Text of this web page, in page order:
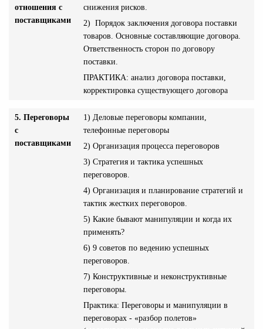
отношения с
поставщиками
снижения рисков.
2) Порядок заключения договора поставки
товаров. Основные составляющие договора.
Ответственность сторон по договору
поставки.
ПРАКТИКА: анализ договора поставки,
корректировка существующего договора
5. Переговоры
с
поставщиками
1) Деловые переговоры компании,
телефонные переговоры
2) Организация процесса переговоров
3) Стратегия и тактика успешных
переговоров.
4) Организация и планирование стратегий и
тактик жестких переговоров.
5) Какие бывают манипуляции и когда их
применять?
6) 9 советов по ведению успешных
переговоров.
7) Конструктивные и неконструктивные
переговоры.
Практика: Переговоры и манипуляции в
переговорах - «разбор полетов»